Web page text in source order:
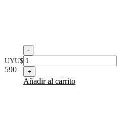
UYU$
590
Freno
Para
Monopatin
cantidad
Añadir al carrito